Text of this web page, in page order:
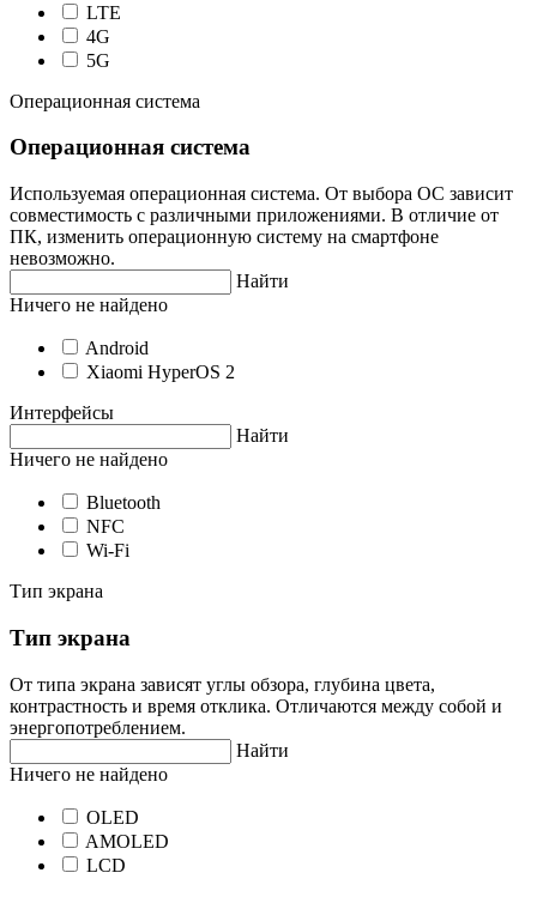
LTE
4G
5G
Операционная система
Операционная система
Используемая операционная система. От выбора ОС зависит
совместимость с различными приложениями. В отличие от
ПК, изменить операционную систему на смартфоне
невозможно.
Найти
Ничего не найдено
Android
Xiaomi HyperOS 2
Интерфейсы
Найти
Ничего не найдено
Bluetooth
NFC
Wi-Fi
Тип экрана
Тип экрана
От типа экрана зависят углы обзора, глубина цвета,
контрастность и время отклика. Отличаются между собой и
энергопотреблением.
Найти
Ничего не найдено
OLED
AMOLED
LCD